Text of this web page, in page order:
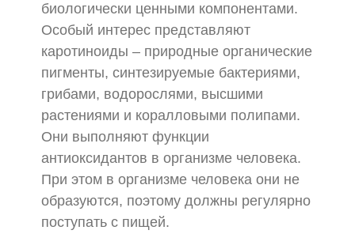
биологически ценными компонентами.
Особый интерес представляют
каротиноиды – природные органические
пигменты, синтезируемые бактериями,
грибами, водорослями, высшими
растениями и коралловыми полипами.
Они выполняют функции
антиоксидантов в организме человека.
При этом в организме человека они не
образуются, поэтому должны регулярно
поступать с пищей.